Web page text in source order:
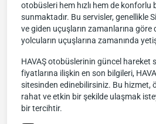
otobüsleri hem hızlı hem de konforlu
sunmaktadır. Bu servisler, genellikle
ve giden uçuşların zamanlarına göre
yolcuların uçuşlarına zamanında
HAVAŞ otobüslerinin güncel hareket
fiyatlarına ilişkin en son bilgileri,
sitesinden edinebilirsiniz. Bu hizmet,
rahat ve etkin bir şekilde ulaşmak
bir tercihtir.